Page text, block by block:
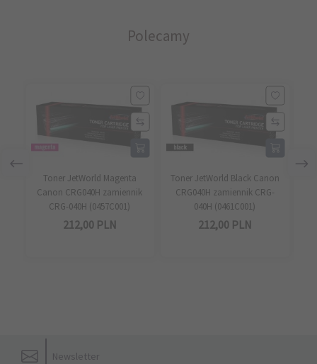
Polecamy
Toner JetWorld Magenta
Canon CRG040H zamiennik
CRG-040H (0457C001)
212,00 PLN
Toner JetWorld Black Canon
CRG040H zamiennik CRG-
040H (0461C001)
212,00 PLN
Newsletter